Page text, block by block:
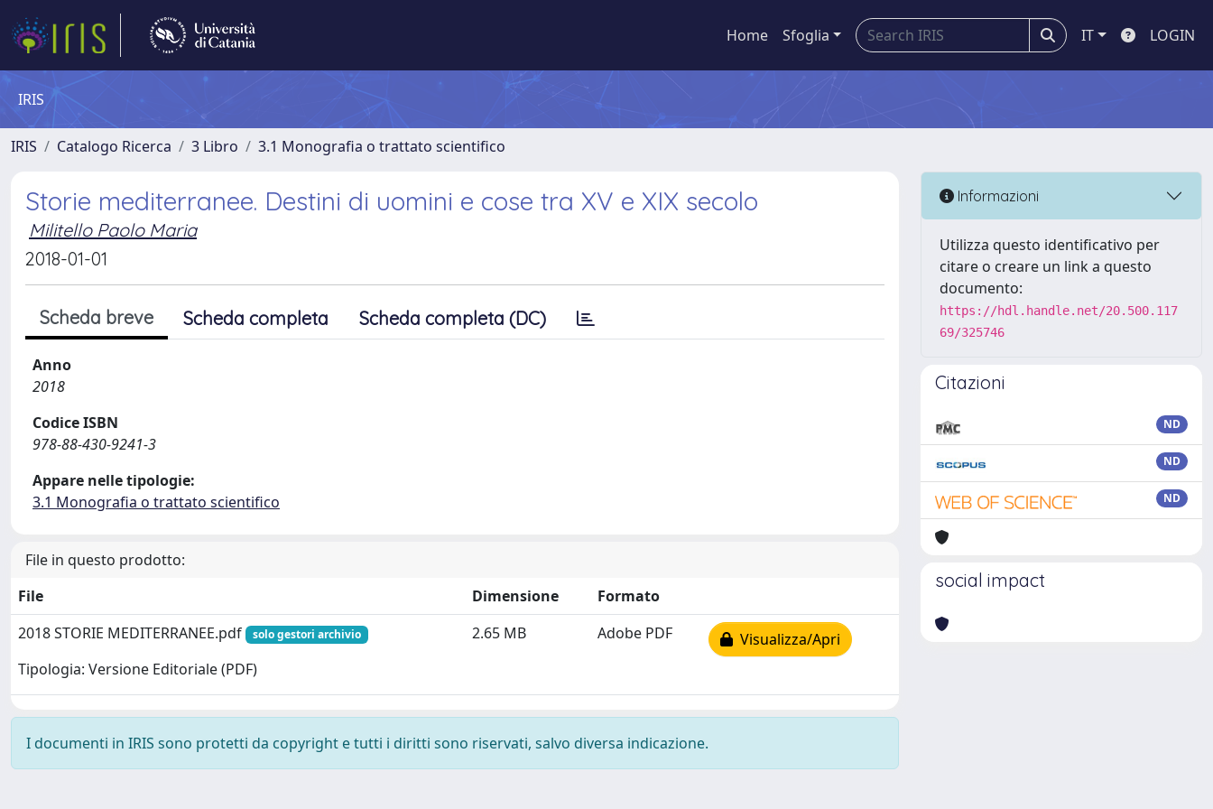
Home Sfoglia IT LOGIN
IRIS
IRIS Catalogo Ricerca 3 Libro 3.1 Monografia o trattato scientifico
Storie mediterranee. Destini di uomini e cose tra XV e XIX secolo
Militello Paolo Maria
2018-01-01
Scheda breve Scheda completa Scheda completa (DC)
Anno
2018
Codice ISBN
978-88-430-9241-3
Appare nelle tipologie:
3.1 Monografia o trattato scientifico
File in questo prodotto:
File
Dimensione
Formato
2018 STORIE MEDITERRANEE.pdf
solo gestori archivio
Tipologia: Versione Editoriale (PDF)
2.65 MB Adobe PDF Visualizza/Apri
I documenti in IRIS sono protetti da copyright e tutti i diritti sono riservati, salvo diversa indicazione.
Informazioni
Utilizza questo identificativo per
citare o creare un link a questo
documento:
https://hdl.handle.net/20.500.117
69/325746
Citazioni
ND
ND
ND
social impact